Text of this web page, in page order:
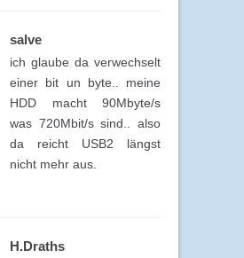
salve
ich glaube da verwechselt
einer bit un byte.. meine
HDD macht 90Mbyte/s
was 720Mbit/s sind.. also
da reicht USB2 längst
nicht mehr aus.
H.Draths